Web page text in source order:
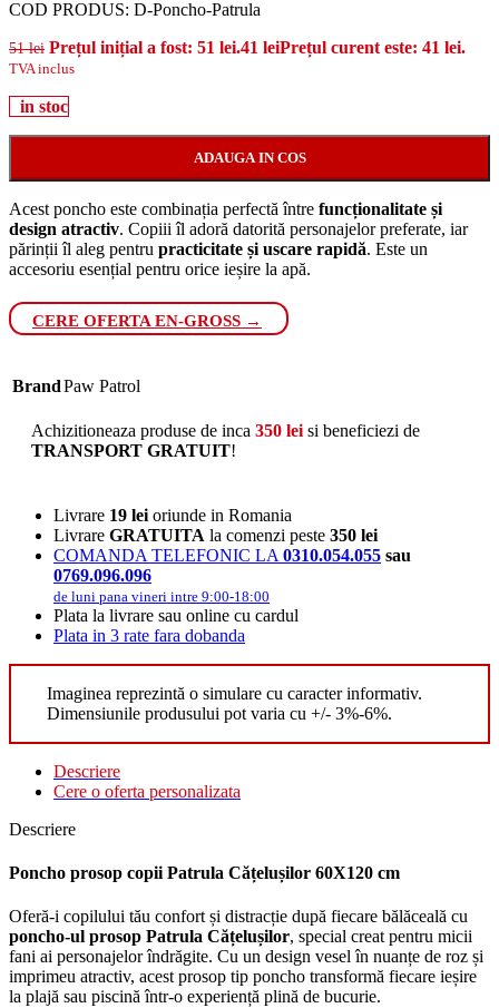
COD PRODUS: D-Poncho-Patrula
51lei Prețul inițial a fost: 51 lei.41 leiPrețul curent este: 41 lei.
TVA inclus
in stoc
ADAUGA IN COS
Acest poncho este combinația perfectă între funcționalitate și
design atractiv. Copiii îl adoră datorită personajelor preferate, iar
părinții îl aleg pentru practicitate și uscare rapidă. Este un
accesoriu esențial pentru orice ieșire la apă.
CERE OFERTA EN-GROSS →
BrandPaw Patrol
Achizitioneaza produse de inca 350 lei si beneficiezi de
TRANSPORT GRATUIT!
Livrare 19 lei oriunde in Romania
Livrare GRATUITA la comenzi peste 350 lei
COMANDA TELEFONIC LA 0310.054.055 sau
0769.096.096
de luni pana vineri intre 9:00-18:00
Plata la livrare sau online cu cardul
Plata in 3 rate fara dobanda
Imaginea reprezintă o simulare cu caracter informativ.
Dimensiunile produsului pot varia cu +/- 3%-6%.
Descriere
Cere o oferta personalizata
Descriere
Poncho prosop copii Patrula Cățelușilor 60X120 cm
Oferă-i copilului tău confort și distracție după fiecare bălăceală cu
poncho-ul prosop Patrula Cățelușilor, special creat pentru micii
fani ai personajelor îndrăgite. Cu un design vesel în nuanțe de roz și
imprimeu atractiv, acest prosop tip poncho transformă fiecare ieșire
la plajă sau piscină într-o experiență plină de bucurie.